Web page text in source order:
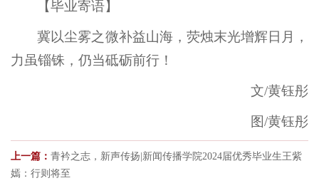
【毕业寄语】
冀以尘雾之微补益山海，荧烛末光增辉日月，
力虽锱铢，仍当砥砺前行！
文/黄钰彤
图/黄钰彤
上一篇： 青衿之志，新声传扬|新闻传播学院2024届优秀毕业生王紫
嫣：行则将至